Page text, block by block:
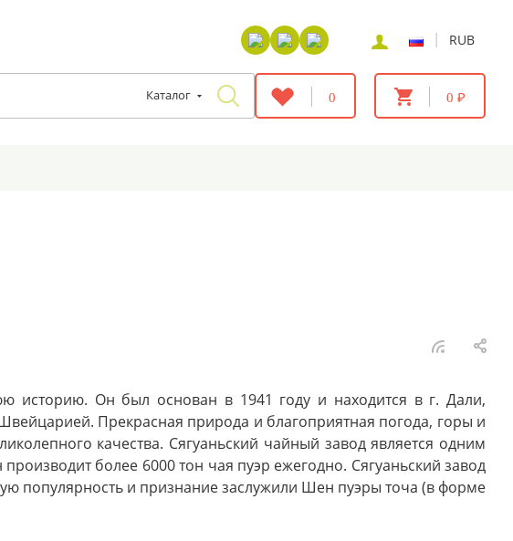
| RUB
Каталог 0 0 ₽
историю. Он был основан в 1941 году и находится в г. Дали,
Прекрасная природа и благоприятная погода, горы и
качества. Сягуаньский чайный завод является одним
более 6000 тон чая пуэр ежегодно. Сягуаньский завод
популярность и признание заслужили Шен пуэры точа (в форме